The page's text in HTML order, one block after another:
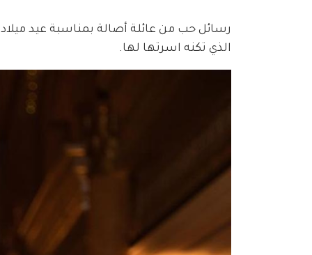
الذي تكنه اسرتها لها.